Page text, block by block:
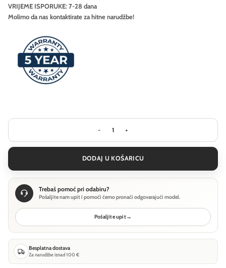
VRIJEME ISPORUKE: 7-28 dana
Molimo da nas kontaktirate za hitne narudžbe!
Stropna svjetiljka Ideal Lux
DODAJ U KOŠARICU
Trebaš pomoć pri odabiru?
Pošaljite nam upit i pomoći ćemo pronaći odgovarajući model.
Pošaljite upit→
Besplatna dostava
Za narudžbe iznad 100 €